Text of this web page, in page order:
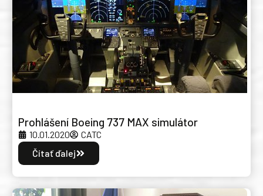
Prohlášení Boeing 737 MAX simulátor
10.01.2020
CATC
Čítať ďalej